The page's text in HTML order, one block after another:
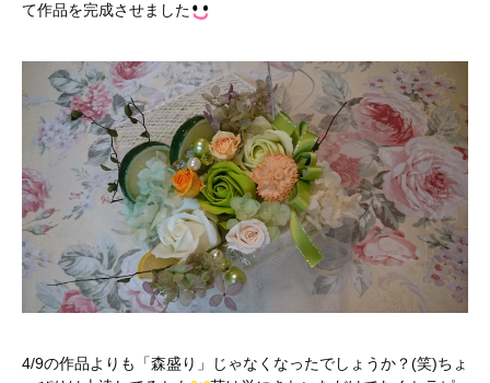
て作品を完成させました
4/9の作品よりも「森盛り」じゃなくなったでしょうか？(笑)ちょ